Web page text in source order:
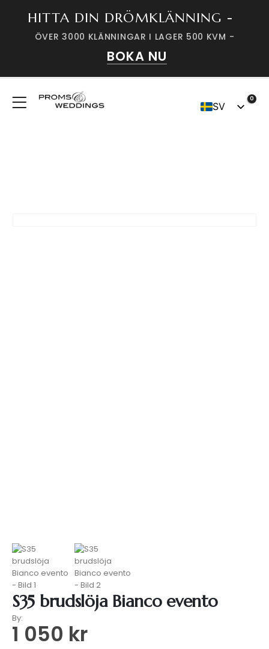
HITTA DIN DRÖMKLÄNNING -
ÖVER 3000 KLÄNNINGAR I LAGER 500 KVM -
BOKA NU
SV
0
S35 brudslöja Bianco evento
By:
1 050 kr